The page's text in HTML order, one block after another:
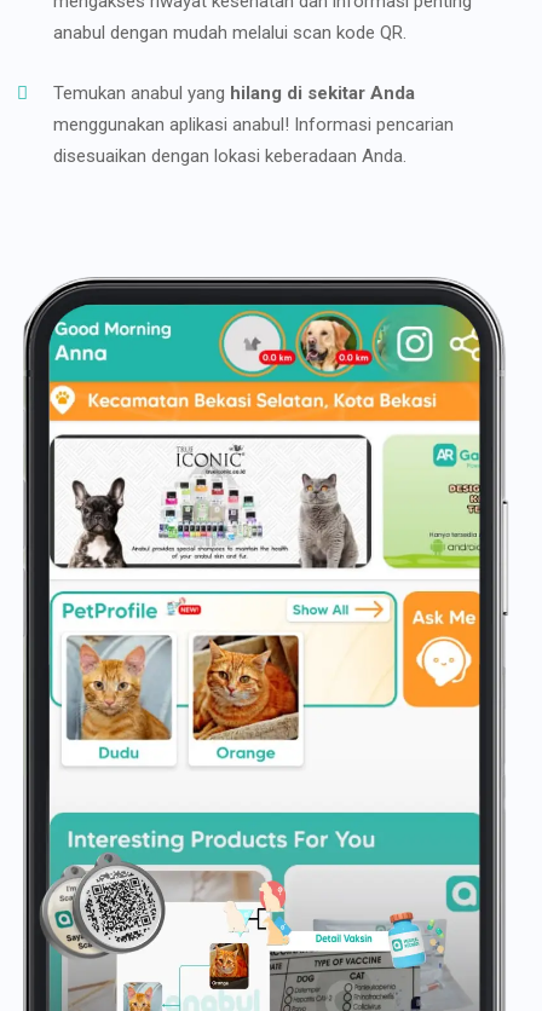
anabul dengan mudah melalui scan kode QR.
Temukan anabul yang hilang di sekitar Anda
menggunakan aplikasi anabul! Informasi pencarian
disesuaikan dengan lokasi keberadaan Anda.